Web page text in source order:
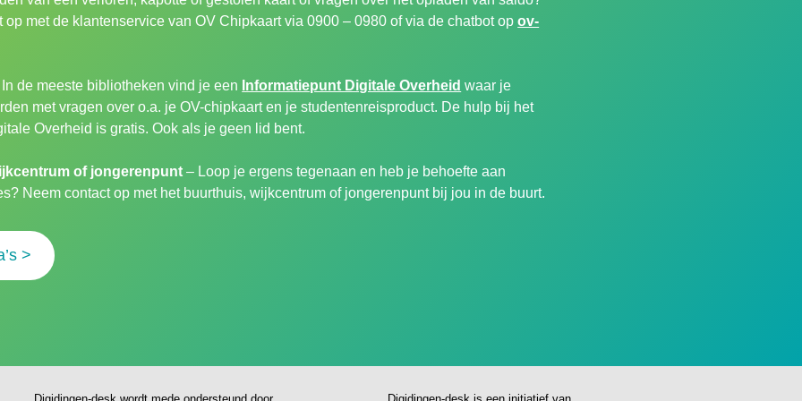
op met de klantenservice van OV Chipkaart via 0900 – 0980 of via de chatbot opov-
de meeste bibliotheken vind je een Informatiepunt Digitale Overheid waar je
met vragen over o.a. je OV-chipkaart en je studentenreisproduct. De hulp bij het
Overheid is gratis. Ook als je geen lid bent.
of jongerenpunt – Loop je ergens tegenaan en heb je behoefte aan
Neem contact op met het buurthuis, wijkcentrum of jongerenpunt bij jou in de buurt.
>